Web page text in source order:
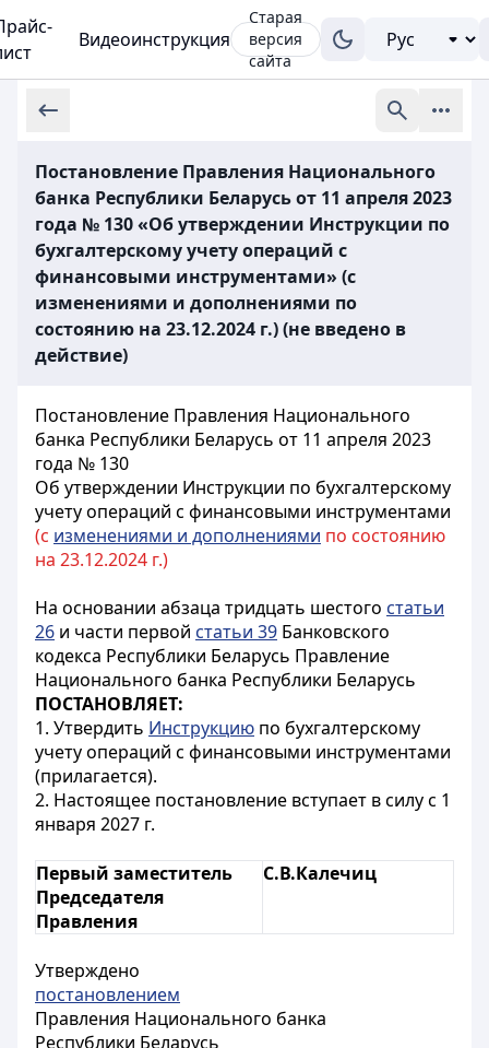
Видеоинструкция
Старая
версия
сайта
Постановление Правления Национального
банка Республики Беларусь от 11 апреля 2023
года № 130 «Об утверждении Инструкции по
бухгалтерскому учету операций с
финансовыми инструментами» (с
изменениями и дополнениями по
состоянию на 23.12.2024 г.) (не введено в
действие)
Постановление Правления Национального
банка Республики Беларусь от 11 апреля 2023
года № 130
Об утверждении Инструкции по бухгалтерскому
учету операций с финансовыми инструментами
(с изменениями и дополнениями по состоянию
на 23.12.2024 г.)
На основании абзаца тридцать шестого статьи
26 и части первой статьи 39 Банковского
кодекса Республики Беларусь Правление
Национального банка Республики Беларусь
ПОСТАНОВЛЯЕТ:
1. Утвердить Инструкцию по бухгалтерскому
учету операций с финансовыми инструментами
(прилагается).
2. Настоящее постановление вступает в силу с 1
января 2027 г.
Первый заместитель
Председателя
Правления
С.В.Калечиц
Утверждено
постановлением
Правления Национального банка
Республики Беларусь